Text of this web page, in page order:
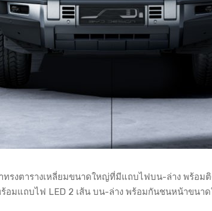
ทรงตารางเหลี่ยมขนาดใหญ่ที่มีแถบไฟบน-ล่าง พร้อ
มแถบไฟ LED 2 เส้น บน-ล่าง พร้อมกันชนหน้าขนา